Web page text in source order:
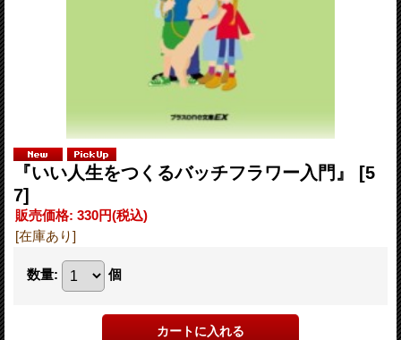
『いい人生をつくるバッチフラワー入門』
[5
7]
販売価格: 330円(税込)
[在庫あり]
数量: 個